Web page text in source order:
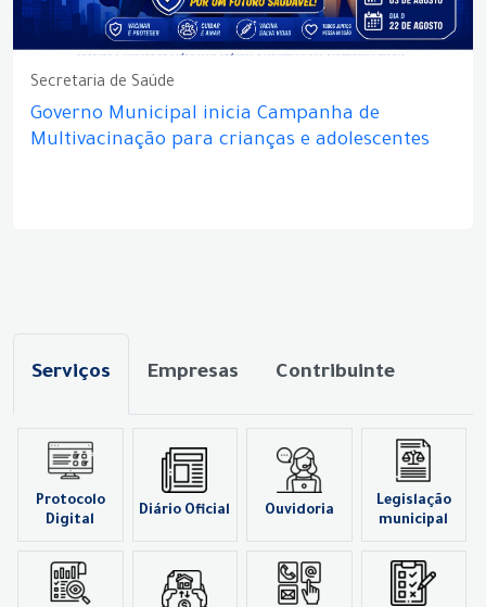
Secretaria de Saúde
Governo Municipal inicia Campanha de
Multivacinação para crianças e adolescentes
Serviços Empresas Contribuinte
Protocolo
Digital
Diário Oficial Ouvidoria
Legislação
municipal